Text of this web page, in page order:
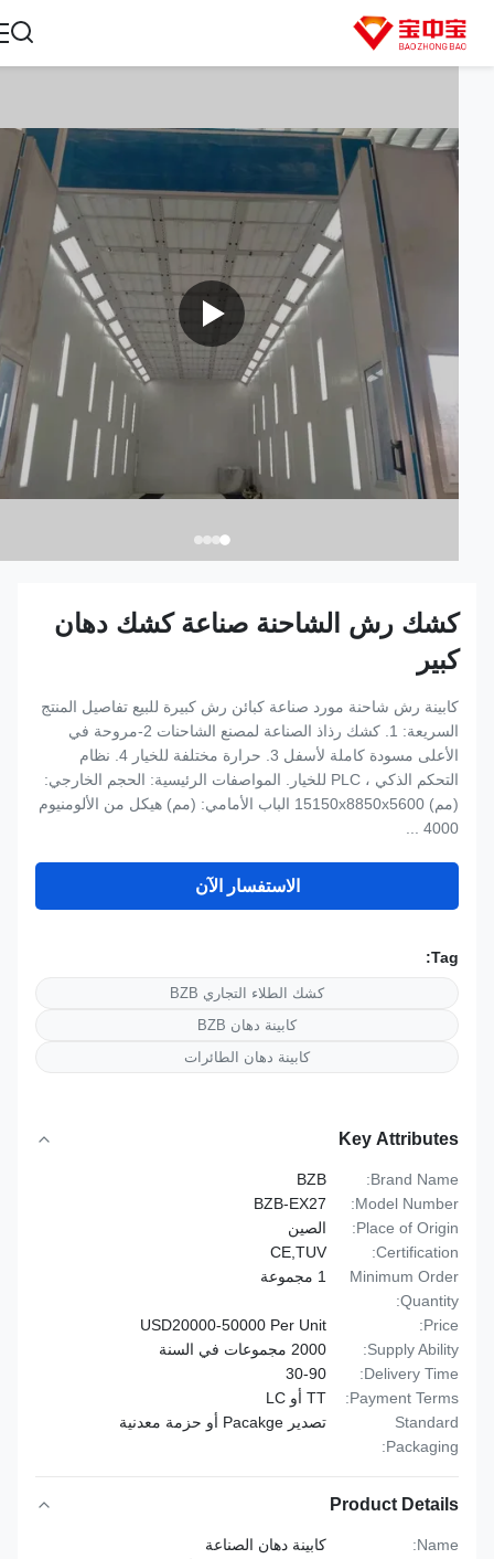
كشك رش الشاحنة صناعة كشك دهان
كبير
كابينة رش شاحنة مورد صناعة كبائن رش كبيرة للبيع تفاصيل المنتج
السريعة: 1. كشك رذاذ الصناعة لمصنع الشاحنات 2-مروحة في
الأعلى مسودة كاملة لأسفل 3. حرارة مختلفة للخيار 4. نظام
التحكم الذكي ، PLC للخيار. المواصفات الرئيسية: الحجم الخارجي:
(مم) 15150x8850x5600 الباب الأمامي: (مم) هيكل من الألومنيوم
الاستفسار الآن
كشك الطلاء التجاري BZB
كابينة دهان BZB
كابينة دهان الطائرات
Key Attributes
Brand Name:
Model Number:
BZB-EX27
Place of Origin:
الصين
Certification:
CE,TUV
Minimum Order
Quantity:
1 مجموعة
USD20000-50000 Per Unit
Supply Ability:
Delivery Time:
30-90
Payment Terms:
TT أو LC
Standard
Packaging:
تصدير Pacakge أو حزمة معدنية
Product Details
Name:
كابينة دهان الصناعة